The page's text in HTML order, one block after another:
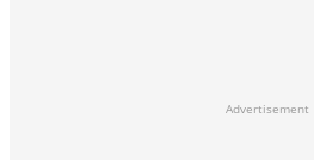
Advertisement